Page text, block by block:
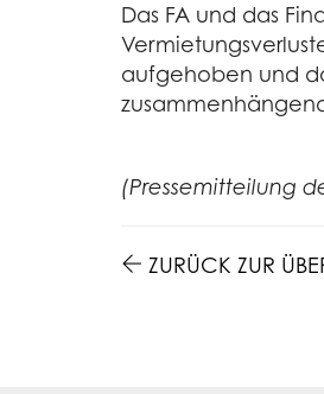
Das FA und das
aufgehoben und
(Pressemitteilung
ZURÜCK ZUR